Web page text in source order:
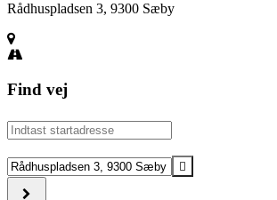
Rådhuspladsen 3, 9300 Sæby
Find vej
Address
-
Mini
Triatlon
Destination
Address